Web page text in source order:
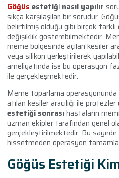
Göğüs estetiği nasıl yapılır
sıkça karşılaşılan bir sorudur.
belirtilmiş olduğu gibi birçok farklı
değişiklik gösterebilmektedir.
meme bölgesinde açılan kesiler
veya silikon yerleştirilerek
ameliyatında ise bu operasyon
ile gerçekleşmektedir.
Meme toparlama operasyonunda
atılan kesiler aracılığı ile
estetiği sonrasıhastaların
uzman ekipler tarafından genel
gerçekleştirilmektedir. Bu sayede
hissetmeden operasyon
Göğüs Estetiği